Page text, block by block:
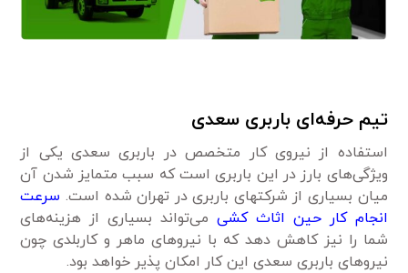
تیم حرفه‌ای باربری سعدی
استفاده از نیروی کار متخصص در باربری سعدی یکی از
ویژگی‌های بارز در این باربری است که سبب متمایز شدن آن
میان بسیاری از شرکتهای باربری در تهران شده است. سرعت
انجام کار حین اثاث کشی می‌تواند بسیاری از هزینه‌های
شما را نیز کاهش دهد که با نیروهای ماهر و کاربلدی چون
نیروهای باربری سعدی این کار امکان پذیر خواهد بود.